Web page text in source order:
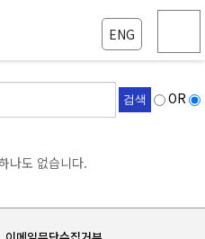
ENG
검색
OR
나도 없습니다.